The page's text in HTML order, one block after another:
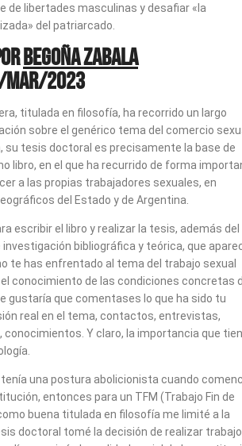
de libertades masculinas y desafiar «la
del patriarcado.
Begoña Zabala
Mar/2023
titulada en filosofía, ha recorrido un largo
sobre el genérico tema del comercio
tesis doctoral es precisamente la base de
libro, en el que ha recurrido de forma
a las propias trabajadores sexuales, en
del Estado y de Argentina.
escribir el libro y realizar la tesis, además del
bibliográfica y teórica, que
te has enfrentado al tema del trabajo sexual
conocimiento de las condiciones concretas
gustaría que comentases lo que ha sido tu
real en el tema, contactos, entrevistas,
Y claro, la importancia que
tenía una postura abolicionista cuando
entonces para un TFM (Trabajo Fin de
buena titulada en filosofía me limité a la
doctoral tomé la decisión de realizar